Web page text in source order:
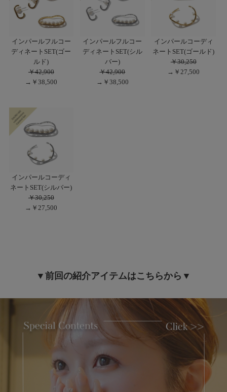
インパールフルコー
ディネートSET(ゴー
ルド)
￥42,900
→￥38,500
インパールフルコー
ディネートSET(シル
バー)
￥42,900
→￥38,500
インパールコーディ
ネートSET(ゴールド)
￥30,250
→￥27,500
インパールコーディ
ネートSET(シルバー)
￥30,250
→￥27,500
▼前回の紹介アイテムはこちらから▼